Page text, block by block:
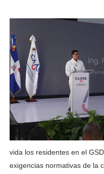
vida los residentes en el
exigencias normativas de la